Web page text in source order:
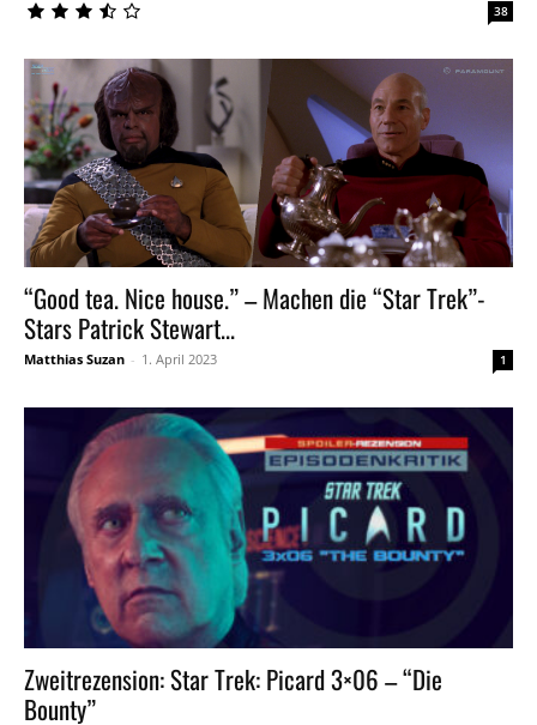
38
“Good tea. Nice house.” – Machen die “Star Trek”-
Stars Patrick Stewart...
Matthias Suzan - 1. April 2023 1
Zweitrezension: Star Trek: Picard 3×06 – “Die
Bounty”